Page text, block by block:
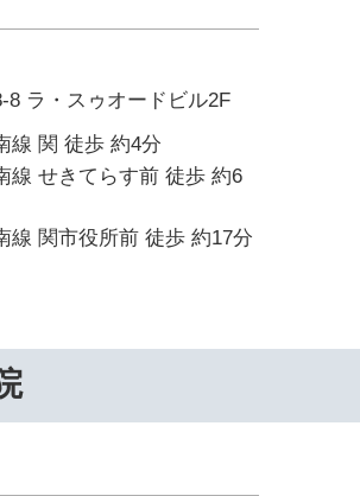
8 ラ・スゥオードビル2F
線 関 徒歩 約4分
線 せきてらす前 徒歩 約6
線 関市役所前 徒歩 約17分